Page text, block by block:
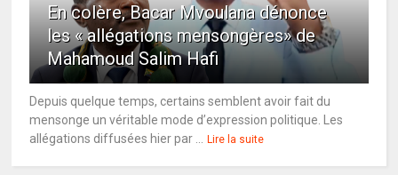
En colère, Bacar Mvoulana dénonce
les « allégations mensongères» de
Mahamoud Salim Hafi
Depuis quelque temps, certains semblent avoir fait du
mensonge un véritable mode d’expression politique. Les
allégations diffusées hier par ...
Lire la suite